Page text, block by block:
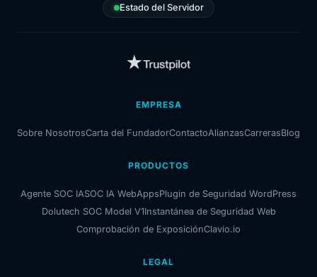
Estado del Servidor
EMPRESA
Sobre NosotrosCarta del FundadorContactoAlianzasCarrerasBlog
PRODUCTOS
Agente SOC IASOC IA WebAppsPlugin de Seguridad WordPress
Dolutech SOC Model V1Instantánea de Seguridad Web
Comprobación de ExposiciónClavio.io
LEGAL